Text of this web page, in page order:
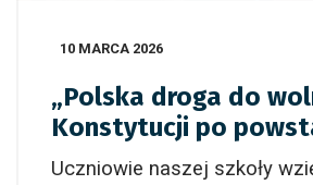
10 MARCA 2026
„Polska droga do
Konstytucji po
Uczniowie naszej szkoły